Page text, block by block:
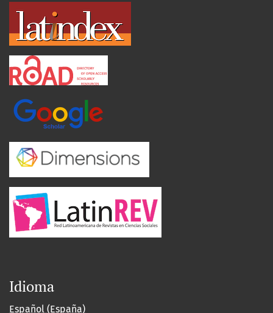
Idioma
Español (España)